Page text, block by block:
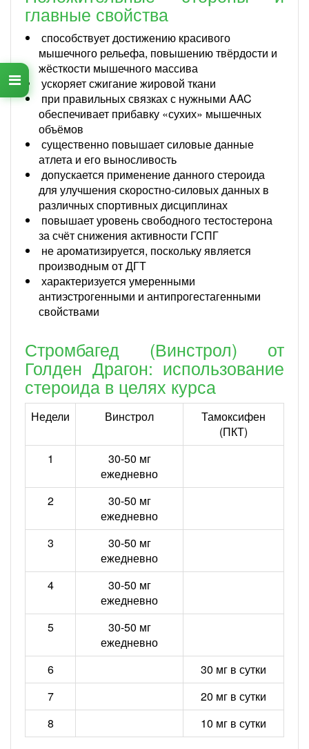
главные свойства
способствует достижению красивого
мышечного рельефа, повышению твёрдости и
жёсткости мышечного массива
ускоряет сжигание жировой ткани
при правильных связках с нужными AAC
обеспечивает прибавку «сухих» мышечных
объёмов
существенно повышает силовые данные
атлета и его выносливость
допускается применение данного стероида
для улучшения скоростно-силовых данных в
различных спортивных дисциплинах
повышает уровень свободного тестостерона
за счёт снижения активности ГСПГ
не ароматизируется, поскольку является
производным от ДГТ
характеризуется умеренными
антиэстрогенными и антипрогестагенными
свойствами
Стромбагед (Винстрол) от
Голден Драгон: использование
стероида в целях курса
Недели Винстрол
Тамоксифен
(ПКТ)
1
30-50 мг
ежедневно
2
30-50 мг
ежедневно
3
30-50 мг
ежедневно
4
30-50 мг
ежедневно
5
30-50 мг
ежедневно
6
30 мг в сутки
7
20 мг в сутки
8
10 мг в сутки